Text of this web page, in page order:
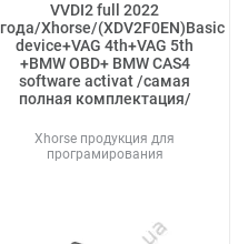
VVDI2 full 2022
года/Xhorse/(XDV2F0EN)Basic
device+VAG 4th+VAG 5th
+BMW OBD+ BMW CAS4
software activat /самая
полная комплектация/
Xhorse продукция для
програмирования